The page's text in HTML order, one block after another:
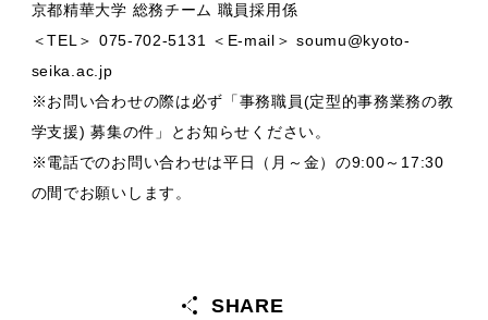
京都精華大学 総務チーム 職員採用係
＜TEL＞ 075-702-5131 ＜E-mail＞ soumu@kyoto-
seika.ac.jp
※お問い合わせの際は必ず「事務職員(定型的事務業務の教
学支援) 募集の件」とお知らせください。
※電話でのお問い合わせは平日（月～金）の9:00～17:30
の間でお願いします。
SHARE